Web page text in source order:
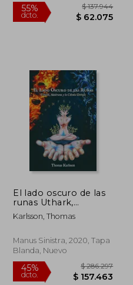
dcto.
El lado oscuro de las
runas Uthark,
adulruna, y la cábala
góthica
Karlsson, Thomas
Manus Sinistra, 2020, Tapa
Blanda, Nuevo